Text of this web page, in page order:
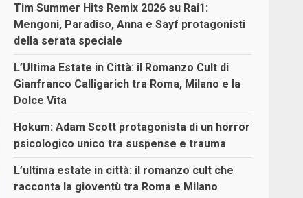
Tim Summer Hits Remix 2026 su Rai1:
Mengoni, Paradiso, Anna e Sayf protagonisti
della serata speciale
L’Ultima Estate in Città: il Romanzo Cult di
Gianfranco Calligarich tra Roma, Milano e la
Dolce Vita
Hokum: Adam Scott protagonista di un horror
psicologico unico tra suspense e trauma
L’ultima estate in città: il romanzo cult che
racconta la gioventù tra Roma e Milano